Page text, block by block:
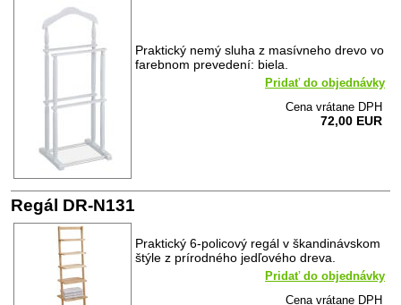
Praktický nemý sluha z masívneho drevo vo
farebnom prevedení: biela.
Pridať do objednávky
Cena vrátane DPH
72,00 EUR
Regál DR-N131
Praktický 6-policový regál v škandinávskom
štýle z prírodného jedľového dreva.
Pridať do objednávky
Cena vrátane DPH